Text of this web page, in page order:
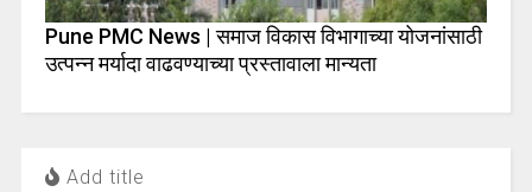
Pune PMC News | समाज विकास विभागाच्या योजनांसाठी
उत्पन्न मर्यादा वाढवण्याच्या प्रस्तावाला मान्यता
Add title